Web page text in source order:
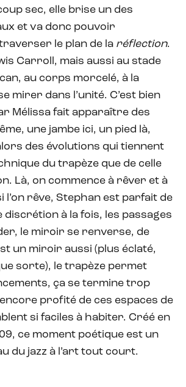
sec, elle brise un des
et va donc pouvoir
le plan de la réflection.
Carroll, mais aussi au stade
au corps morcelé, à la
mirer dans l’unité. C’est bien
Mélissa fait apparaître des
une jambe ici, un pied là,
des évolutions qui tiennent
du trapèze que de celle
Là, on commence à rêver et à
l’on rêve, Stephan est parfait de
discrétion à la fois, les passages
le miroir se renverse, de
un miroir aussi (plus éclaté,
sorte), le trapèze permet
ça se termine trop
profité de ces espaces de
si faciles à habiter. Créé en
ce moment poétique est un
du jazz à l’art tout court.